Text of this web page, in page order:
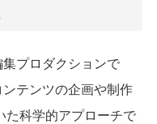
プロダクションで
テンツの企画や制作
た科学的アプローチで